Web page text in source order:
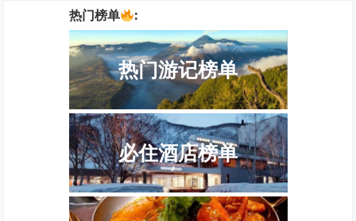
热门榜单 :
热门游记榜单
必住酒店榜单